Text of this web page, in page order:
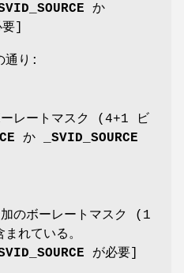
か
]
通り:
レートマスク (4+1 ビ
か
_SVID_SOURCE
のボーレートマスク (1
まれている。
が必要]